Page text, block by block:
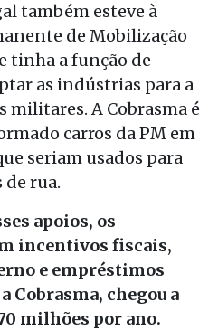
também esteve à
de Mobilização
tinha a função de
as indústrias para a
militares. A Cobrasma é
carros da PM em
seriam usados para
rua.
apoios, os
incentivos fiscais,
e empréstimos
Cobrasma, chegou a
milhões por ano.